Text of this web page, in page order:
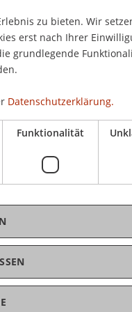
herzlich
bei
Professor
Sein
mehr
der
14.00
zu bieten. Wir
erst nach Ihrer
grundlegende
Datenschutzerklärung.
Funktionalität